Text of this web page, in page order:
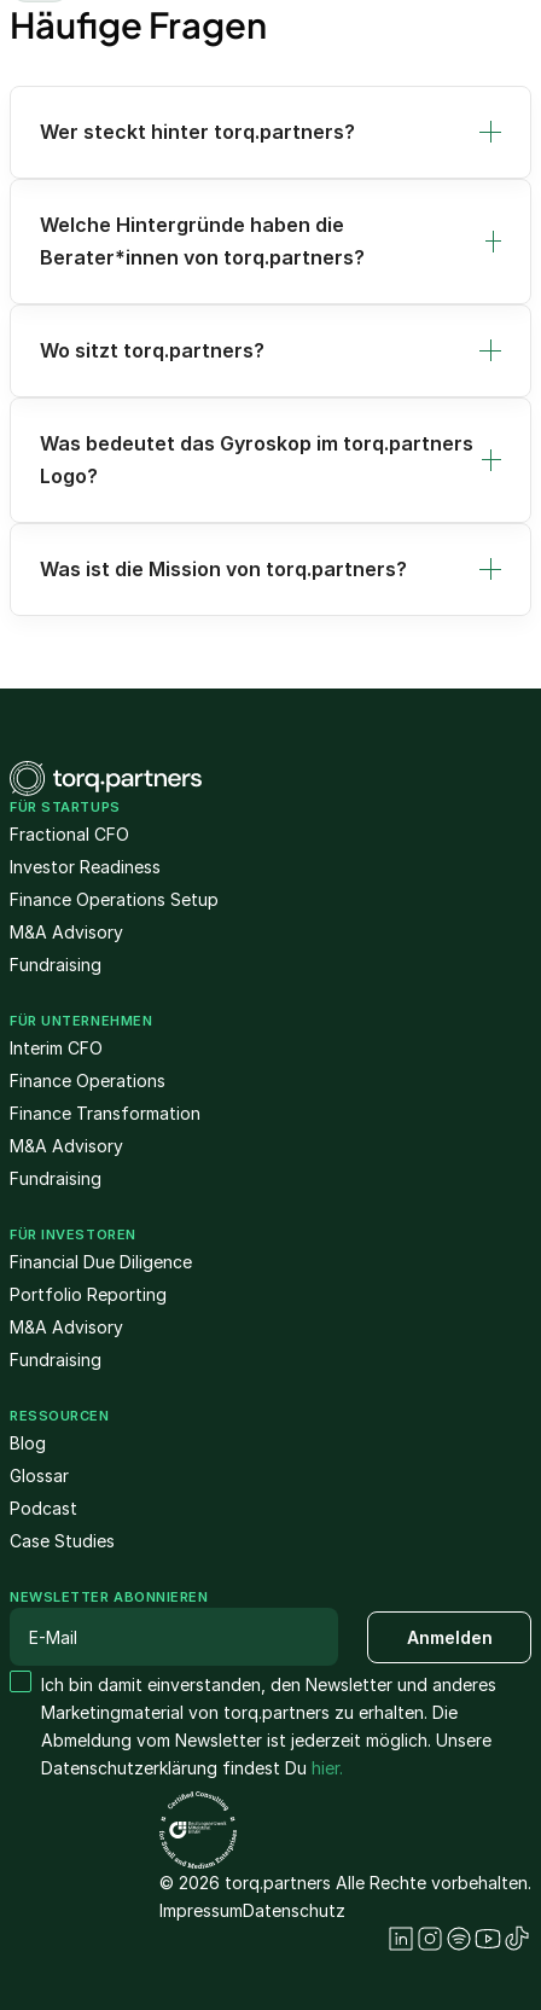
Häufige Fragen
Wer steckt hinter torq.partners?
Welche Hintergründe haben die
Berater*innen von torq.partners?
Wo sitzt torq.partners?
Was bedeutet das Gyroskop im torq.partners
Logo?
Was ist die Mission von torq.partners?
FÜR STARTUPS
Fractional CFO
Investor Readiness
Finance Operations Setup
M&A Advisory
Fundraising
FÜR UNTERNEHMEN
Interim CFO
Finance Operations
Finance Transformation
M&A Advisory
Fundraising
FÜR INVESTOREN
Financial Due Diligence
Portfolio Reporting
M&A Advisory
Fundraising
RESSOURCEN
Blog
Glossar
Podcast
Case Studies
NEWSLETTER ABONNIEREN
Ich bin damit einverstanden, den Newsletter und anderes
Marketingmaterial von torq.partners zu erhalten. Die
Abmeldung vom Newsletter ist jederzeit möglich. Unsere
Datenschutzerklärung findest Du hier.
© 2026 torq.partners Alle Rechte vorbehalten.
ImpressumDatenschutz